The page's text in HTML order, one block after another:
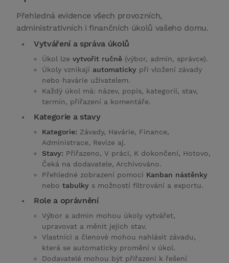
Přehledná evidence všech provozních,
administrativních i finančních úkolů vašeho domu.
Vytváření a správa úkolů
Úkol lze vytvořit ručně (výbor, admin, správce).
Úkoly vznikají automaticky při vložení závady
nebo havárie uživatelem.
Každý úkol má: název, popis, kategorii, stav,
termín, přiřazení a komentáře.
Kategorie a stavy
Kategorie: Závady, Havárie, Finance,
Administrace, Revize aj.
Stavy: Přiřazeno, V práci, K dokončení, Hotovo,
Čeká na dodavatele, Archivováno.
Přehledné zobrazení pomocí Kanban nástěnky
nebo tabulky s možností filtrování a exportu.
Role a oprávnění
Výbor a admin mohou úkoly vytvářet,
upravovat a měnit jejich stav.
Vlastníci a členové mohou nahlásit závadu,
která se automaticky promění v úkol.
Dodavatelé mohou být přiřazeni k řešení